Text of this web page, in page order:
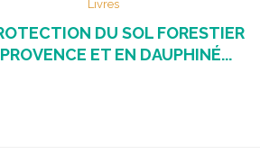
Livres
DU SOL FORESTIER
ET EN DAUPHINÉ...